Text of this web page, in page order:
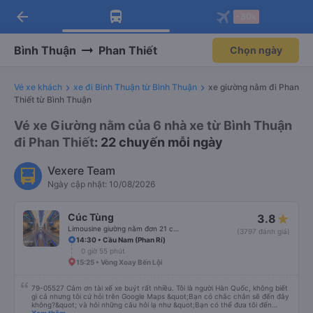
Tải app Vexere ngay!
Nhận ưu đãi thành viên độc
Mở app
Tải app Vexere
-30k/ghế khi đặt vé máy bay qua
Mở app
arrow_back
Bình Thuận Phan Thiết Chọn ngày
Vé xe khách xe đi Bình Thuận từ Bình Thuận
xe giường nằm đi Phan
Thiết từ Bình Thuận
Vé xe Giường nằm của 6 nhà xe từ Bình Thuận
đi Phan Thiết: 22 chuyến mỗi ngày
Vexere Team
Ngày cập nhật: 10/08/2026
Cúc Tùng 3.8
(3797 đánh giá)
14:30 • Cầu Nam (Phan Rí)
0 giờ 55 phút
15:25 • Vòng Xoay Bến Lội
79-05527 Cảm ơn tài xế xe buýt rất nhiều. Tôi là người Hàn Quốc, không biết
gì cả nhưng tôi cứ hỏi trên Google Maps &quot;Bạn có chắc chắn sẽ đến đây
không?&quot; và hỏi những câu hỏi lạ như &quot;Bạn có thể đưa tôi đến